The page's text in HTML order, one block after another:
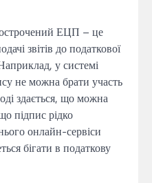
ЕЦП – це
звітів до податкової
у системі
не можна брати участь
здається, що можна
підпис рідко
онлайн-сервіси
бігати в податкову